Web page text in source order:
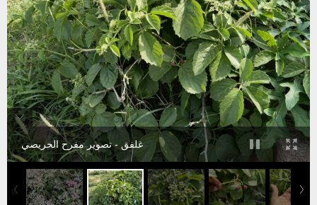
غلفق - تصوير مفرح الحريصي